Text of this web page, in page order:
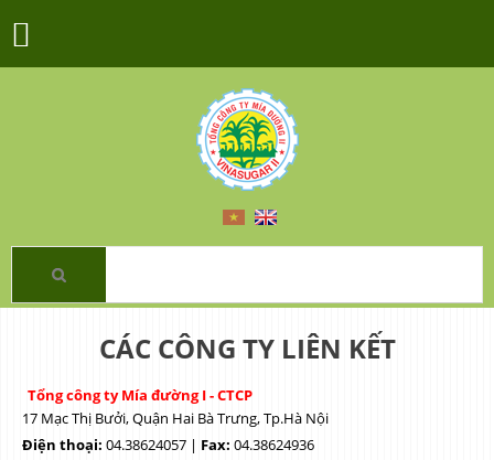
CÁC CÔNG TY LIÊN KẾT
Tổng công ty Mía đường I - CTCP
17 Mạc Thị Bưởi, Quận Hai Bà Trưng, Tp.Hà Nội
Điện thoại: 04.38624057 | Fax: 04.38624936